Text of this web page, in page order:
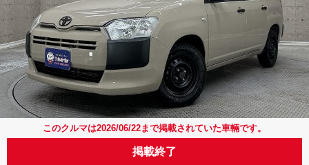
このクルマは2026/06/22まで掲載されていた車輛です。
掲載終了